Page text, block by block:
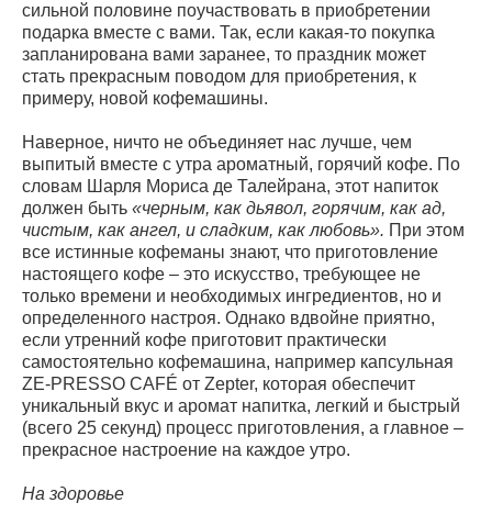
сильной половине поучаствовать в приобретении
подарка вместе с вами. Так, если какая-то покупка
запланирована вами заранее, то праздник может
стать прекрасным поводом для приобретения, к
примеру, новой кофемашины.
Наверное, ничто не объединяет нас лучше, чем
выпитый вместе с утра ароматный, горячий кофе. По
словам Шарля Мориса де Талейрана, этот напиток
должен быть «черным, как дьявол, горячим, как ад,
чистым, как ангел, и сладким, как любовь». При этом
все истинные кофеманы знают, что приготовление
настоящего кофе – это искусство, требующее не
только времени и необходимых ингредиентов, но и
определенного настроя. Однако вдвойне приятно,
если утренний кофе приготовит практически
самостоятельно кофемашина, например капсульная
ZE-PRESSO CAFÉ от Zepter, которая обеспечит
уникальный вкус и аромат напитка, легкий и быстрый
(всего 25 секунд) процесс приготовления, а главное –
прекрасное настроение на каждое утро.
На здоровье